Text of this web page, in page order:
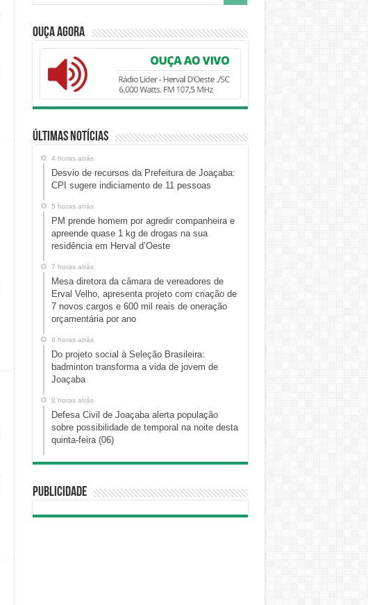
Ouça Agora
Últimas Notícias
4 horas atrás
Desvio de recursos da Prefeitura de Joaçaba:
CPI sugere indiciamento de 11 pessoas
5 horas atrás
PM prende homem por agredir companheira e
apreende quase 1 kg de drogas na sua
residência em Herval d’Oeste
7 horas atrás
Mesa diretora da câmara de vereadores de
Erval Velho, apresenta projeto com criação de
7 novos cargos e 600 mil reais de oneração
orçamentária por ano
8 horas atrás
Do projeto social à Seleção Brasileira:
badminton transforma a vida de jovem de
Joaçaba
8 horas atrás
Defesa Civil de Joaçaba alerta população
sobre possibilidade de temporal na noite desta
quinta-feira (06)
Publicidade